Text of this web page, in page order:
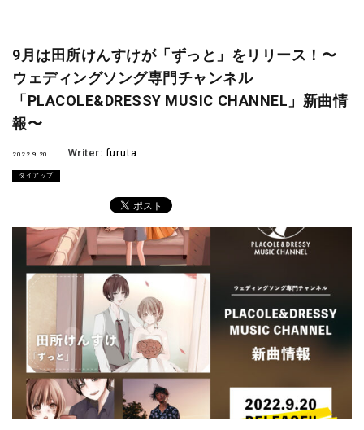
9月は田所けんすけが「ずっと」をリリース！〜
ウェディングソング専門チャンネル
「PLACOLE&DRESSY MUSIC CHANNEL」新曲情
報〜
2022.9.20 Writer: furuta
タイアップ